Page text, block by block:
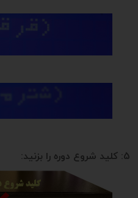
5: کلید شروع دوره را بزنید: